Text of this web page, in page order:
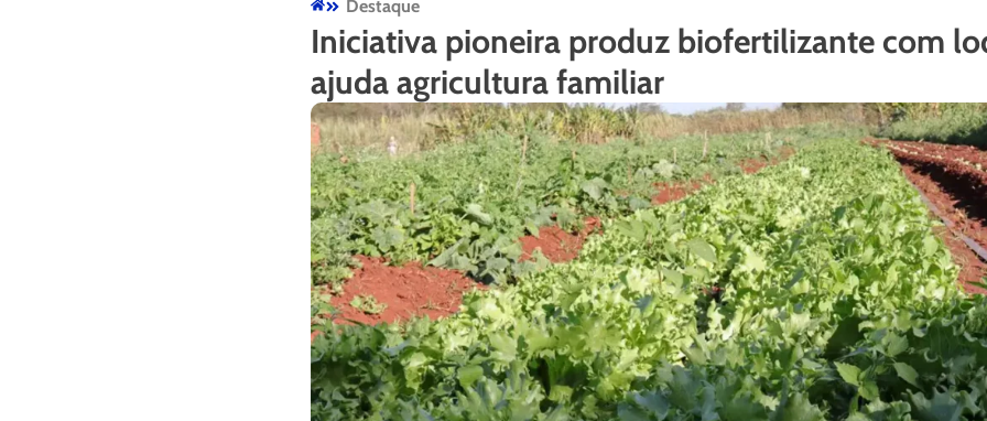
Destaque
Iniciativa pioneira produz biofertilizante com
ajuda agricultura familiar